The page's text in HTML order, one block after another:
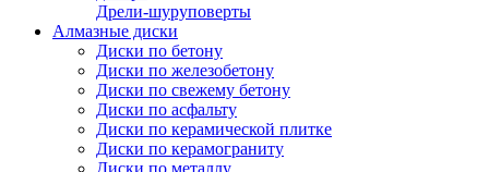
Дрели-шуруповерты
Алмазные диски
Диски по бетону
Диски по железобетону
Диски по свежему бетону
Диски по асфальту
Диски по керамической плитке
Диски по керамограниту
Диски по металлу